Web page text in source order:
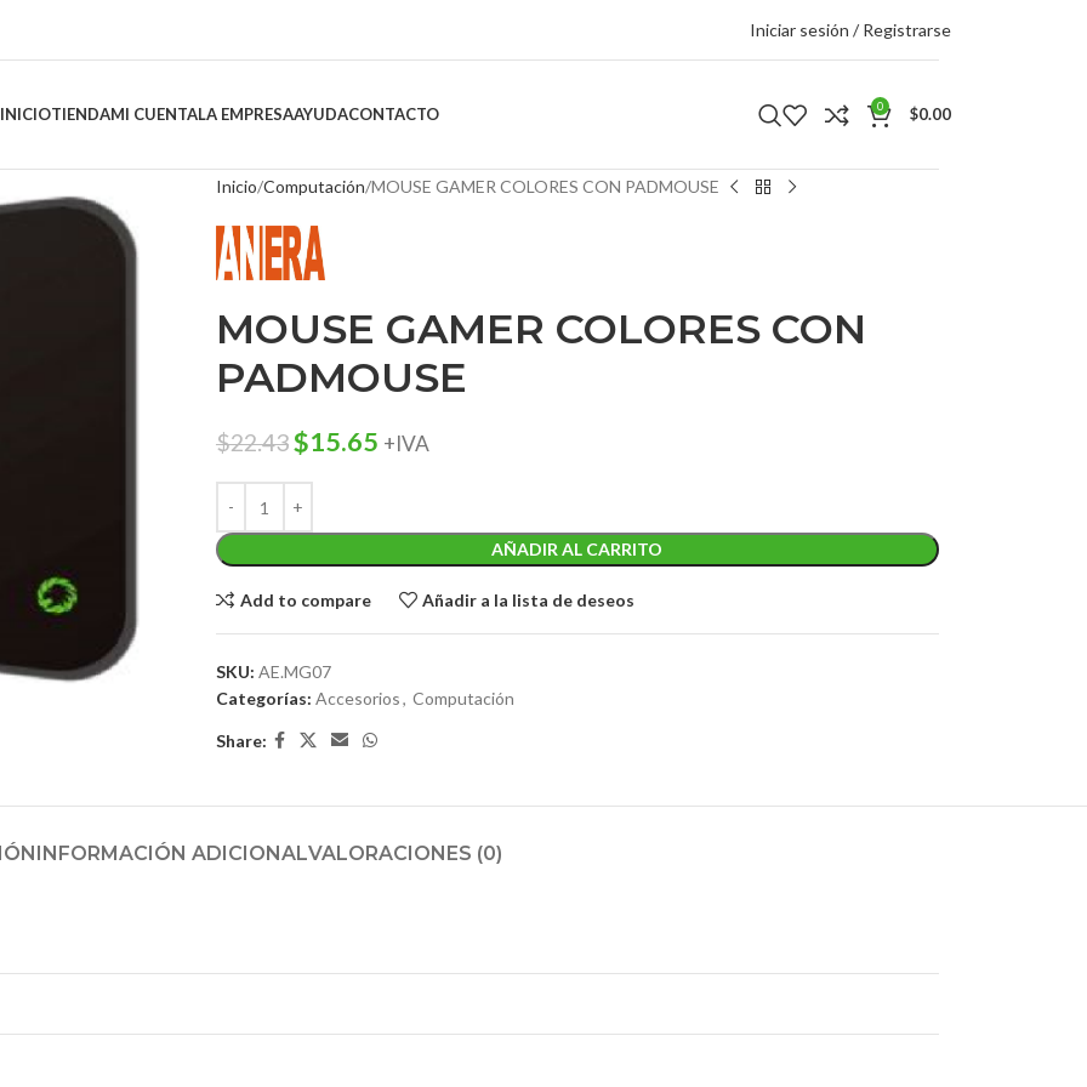
Iniciar sesión / Registrarse
INICIOTIENDAMI CUENTALA EMPRESAAYUDACONTACTO 0 $0.00
Inicio Computación MOUSE GAMER COLORES CON PADMOUSE
MOUSE GAMER COLORES CON
PADMOUSE
$22.43$15.65 +IVA
AÑADIR AL CARRITO
Add to compare Añadir a la lista de deseos
SKU: AE.MG07
Categorías: Accesorios, Computación
Share:
INFORMACIÓN ADICIONALVALORACIONES (0)